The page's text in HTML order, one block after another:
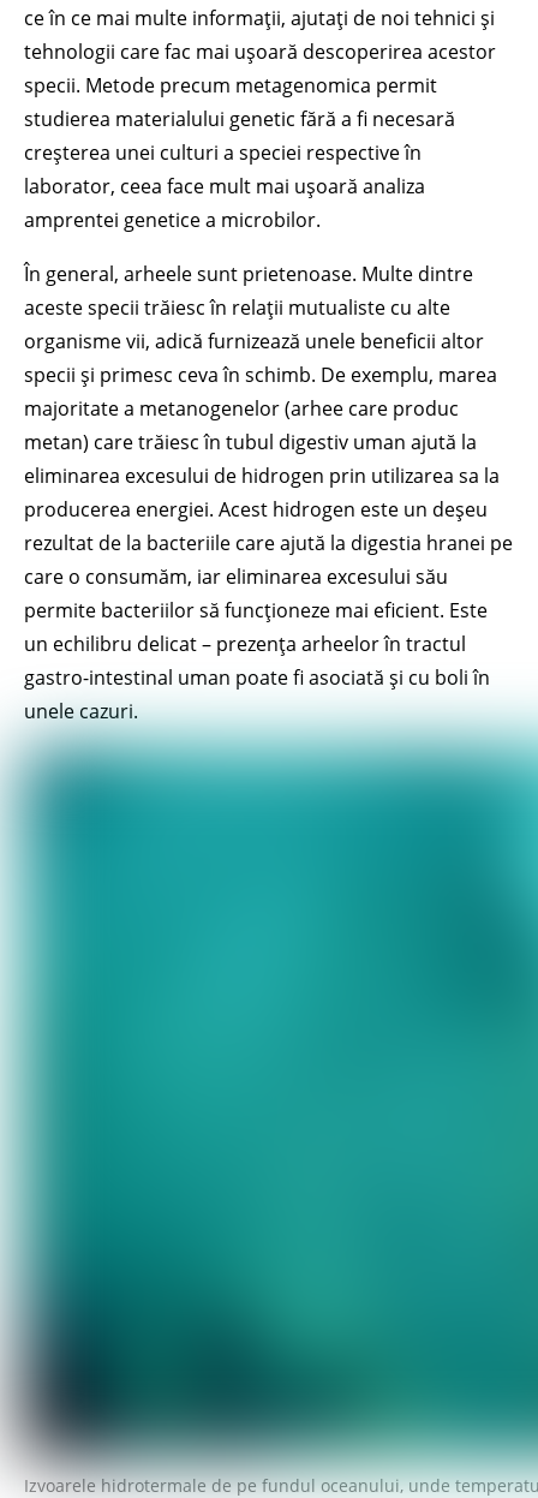
ce în ce mai multe informații, ajutați de noi tehnici și
tehnologii care fac mai ușoară descoperirea acestor
specii. Metode precum metagenomica permit
studierea materialului genetic fără a fi necesară
creșterea unei culturi a speciei respective în
laborator, ceea face mult mai ușoară analiza
amprentei genetice a microbilor.
În general, arheele sunt prietenoase. Multe dintre
aceste specii trăiesc în relații mutualiste cu alte
organisme vii, adică furnizează unele beneficii altor
specii și primesc ceva în schimb. De exemplu, marea
majoritate a metanogenelor (arhee care produc
metan) care trăiesc în tubul digestiv uman ajută la
eliminarea excesului de hidrogen prin utilizarea sa la
producerea energiei. Acest hidrogen este un deșeu
rezultat de la bacteriile care ajută la digestia hranei pe
care o consumăm, iar eliminarea excesului său
permite bacteriilor să funcționeze mai eficient. Este
un echilibru delicat – prezența arheelor în tractul
gastro-intestinal uman poate fi asociată și cu boli în
unele cazuri.
Izvoarele hidrotermale de pe fundul oceanului, unde